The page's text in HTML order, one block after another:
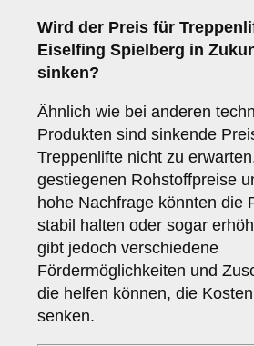
Wird der Preis für
Eiselfing Spielberg in
sinken?
Ähnlich wie bei anderen
Produkten sind sinkende
Treppenlifte nicht zu
gestiegenen Rohstoffpreise
hohe Nachfrage könnten die
stabil halten oder sogar
gibt jedoch verschiedene
Fördermöglichkeiten und
die helfen können, die
senken.